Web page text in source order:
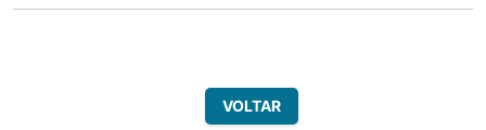
VOLTAR